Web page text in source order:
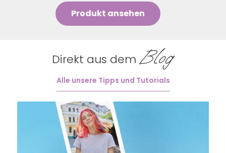
Produkt ansehen
Direkt aus dem Blog
Alle unsere Tipps und Tutorials